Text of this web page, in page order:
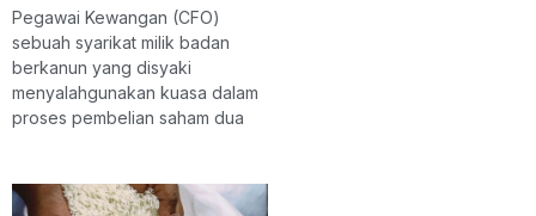
Pegawai Kewangan (CFO)
sebuah syarikat milik badan
berkanun yang disyaki
menyalahgunakan kuasa dalam
proses pembelian saham dua